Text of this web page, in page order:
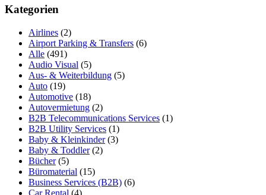
Kategorien
Airlines (2)
Airport Parking & Transfers (6)
Alle (491)
Audio Visual (5)
Aus- & Weiterbildung (5)
Auto (19)
Automotive (18)
Autovermietung (2)
B2B Telecommunications Services (1)
B2B Utility Services (1)
Baby & Kleinkinder(3)
Baby & Toddler(2)
Bücher(5)
Büromaterial (15)
Business Services (B2B) (6)
Car Rental (4)